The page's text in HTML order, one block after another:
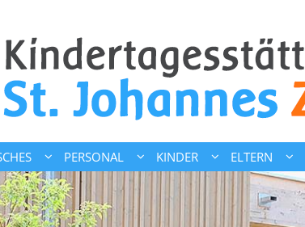
PERSONAL KINDER ELTERN